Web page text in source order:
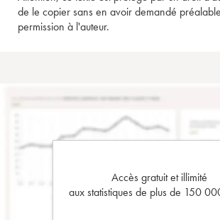
de le copier sans en avoir demandé
permission à l'auteur.
Accès gratuit et illimité
aux statistiques de plus de 150